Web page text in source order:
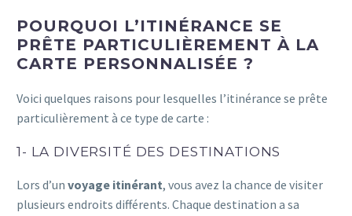
POURQUOI L’ITINÉRANCE SE
PRÊTE PARTICULIÈREMENT À LA
CARTE PERSONNALISÉE ?
Voici quelques raisons pour lesquelles l’itinérance se prête
particulièrement à ce type de carte :
1- LA DIVERSITÉ DES DESTINATIONS
Lors d’un voyage itinérant, vous avez la chance de visiter
plusieurs endroits différents. Chaque destination a sa